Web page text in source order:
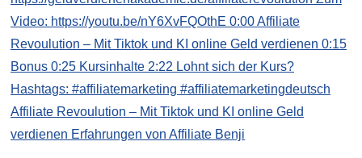
Affiliate Revoulution – Mit Tiktok und KI online Geld
verdienen Erfahrungen von Affiliate Benji